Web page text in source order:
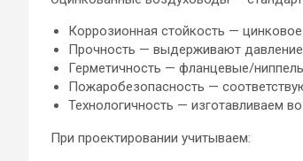
Коррозионная стойкость —
Прочность — выдерживают давление
Герметичность — фланцевые/
Пожаробезопасность —
Технологичность — изготавливаем
При проектировании учитываем: